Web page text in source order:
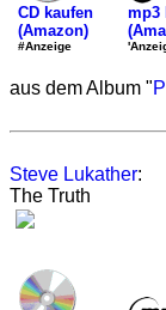
CD kaufen
(Amazon)
#Anzeige
mp3
aus dem Album "
Steve Lukather:
The Truth